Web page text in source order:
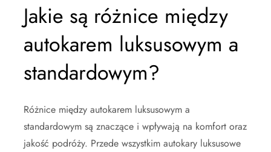
Jakie są różnice między
autokarem luksusowym a
standardowym?
Różnice między autokarem luksusowym a
standardowym są znaczące i wpływają na komfort oraz
jakość podróży. Przede wszystkim autokary luksusowe